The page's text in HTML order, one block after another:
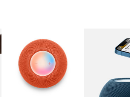
图库 图像